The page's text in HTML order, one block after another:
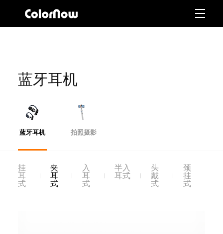
蓝牙耳机
蓝牙耳机 拍照摄影
挂
耳
式
夹
耳
式
入
耳
式
半入
耳式
头
戴
式
颈
挂
式